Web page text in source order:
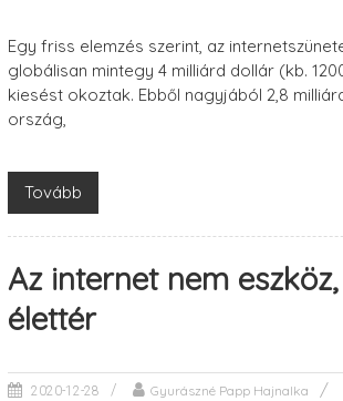
Egy friss elemzés szerint, az
globálisan mintegy 4 milliárd dollár (kb.
kiesést okoztak. Ebből nagyjából 2,8
ország,
Tovább
Az internet nem
élettér
2020-12-28 Gyurászné Papp Hajnalka